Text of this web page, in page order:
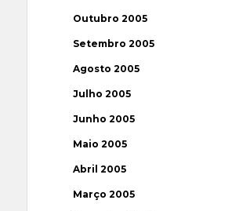
Outubro 2005
Setembro 2005
Agosto 2005
Julho 2005
Junho 2005
Maio 2005
Abril 2005
Março 2005